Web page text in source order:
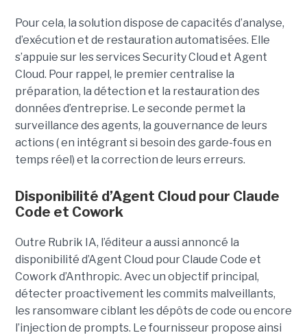
Pour cela, la solution dispose de capacités d’analyse,
d’exécution et de restauration automatisées. Elle
s’appuie sur les services Security Cloud et Agent
Cloud. Pour rappel, le premier centralise la
préparation, la détection et la restauration des
données d’entreprise. Le seconde permet la
surveillance des agents, la gouvernance de leurs
actions ( en intégrant si besoin des garde-fous en
temps réel) et la correction de leurs erreurs.
Disponibilité d’Agent Cloud pour Claude
Code et Cowork
Outre Rubrik IA, l’éditeur a aussi annoncé la
disponibilité d’Agent Cloud pour Claude Code et
Cowork d’Anthropic. Avec un objectif principal,
détecter proactivement les commits malveillants,
les ransomware ciblant les dépôts de code ou encore
l’injection de prompts. Le fournisseur propose ainsi